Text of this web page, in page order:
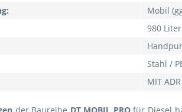
Mobil
980 Liter
Stahl /
MIT